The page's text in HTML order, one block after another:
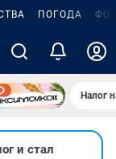
ПОГОДА
Налог
и стал